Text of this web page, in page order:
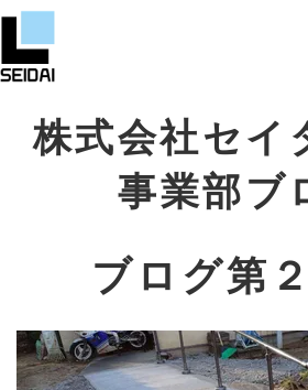
株式会社セイ
事業部ブ
ブログ第